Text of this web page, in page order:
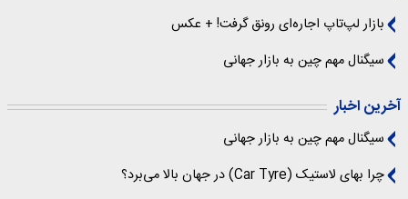
بازار لپ‌تاپ اجاره‌ای رونق گرفت! + عکس
سیگنال‌ مهم چین به بازار جهانی
آخرین اخبار
سیگنال‌ مهم چین به بازار جهانی
چرا بهای لاستیک (Car Tyre) در جهان بالا می‌برد؟